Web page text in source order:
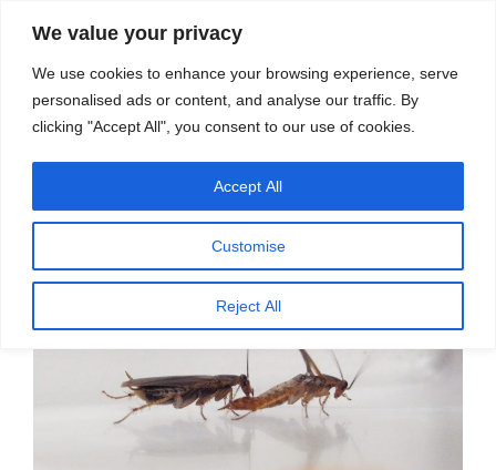
We value your privacy
We use cookies to enhance your browsing experience, serve
personalised ads or content, and analyse our traffic. By
clicking "Accept All", you consent to our use of cookies.
Customise
Reject All
Accept All
स्रोत
मेनू
प्रकाशित
कॉकरोच का नया करतब